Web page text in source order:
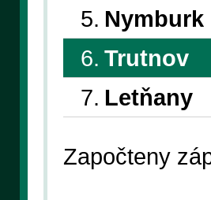
5. Nymburk
6. Trutnov
7. Letňany
Započteny